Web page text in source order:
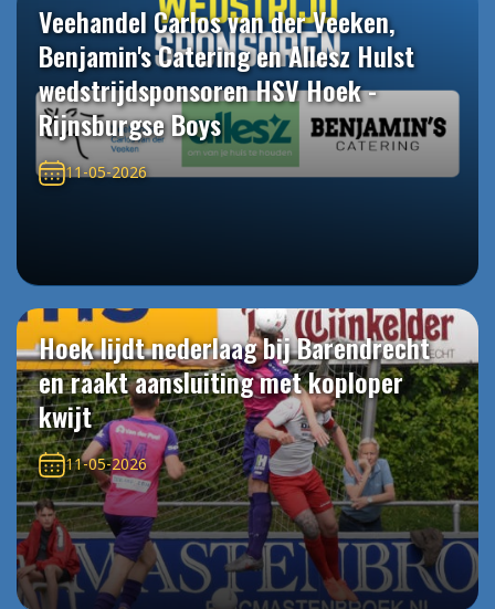
Veehandel Carlos van der Veeken,
Benjamin's Catering en Allesz Hulst
wedstrijdsponsoren HSV Hoek -
Rijnsburgse Boys
11-05-2026
Hoek lijdt nederlaag bij Barendrecht
en raakt aansluiting met koploper
kwijt
11-05-2026